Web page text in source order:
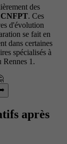
des
CNFPT. Ces
d'évolution
se fait en
dans certaines
spécialisés à
Rennes 1.
après